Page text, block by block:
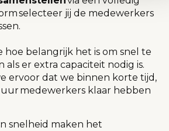
selecteer jij de medewerkers
hoe belangrijk het is om snel te
als er extra capaciteit nodig is.
ervoor dat we binnen korte tijd,
medewerkers klaar hebben
snelheid maken het